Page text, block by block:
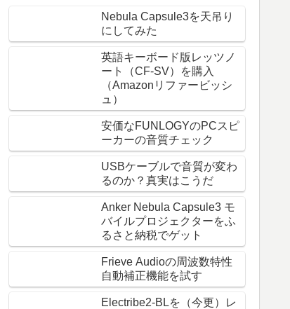
Nebula Capsule3を天吊り
にしてみた
英語キーボード版レッツノ
ート（CF-SV）を購入
（Amazonリファービッシ
ュ）
安価なFUNLOGYのPCスピ
ーカーの音質チェック
USBケーブルで音質が変わ
るのか？真実はこうだ
Anker Nebula Capsule3 モ
バイルプロジェクターをふ
るさと納税でゲット
Frieve Audioの周波数特性
自動補正機能を試す
Electribe2-BLを（今更）レ